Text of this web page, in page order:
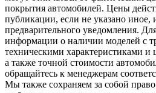
покрытия автомобилей. Цены
публикации, если не указано иное,
предварительного уведомления.
информации о наличии моделей с
техническими характеристиками и
а также точной стоимости
обращайтесь к менеджерам
Мы также сохраняем за собой